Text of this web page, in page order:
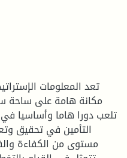
تعد المعلومات
مكانة هامة على ساحة
تلعب دورا هاما وأساسيا في
التأمين في تحقيق
مستوى من الكفاءة